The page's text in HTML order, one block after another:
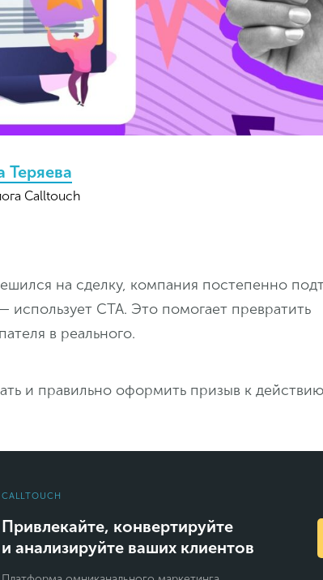
Теряева
Calltouch
на сделку, компания постепенно
использует СТА. Это помогает превратить
в реального.
и правильно оформить призыв к
CALLTOUCH
Привлекайте, конвертируйте
и анализируйте ваших клиентов